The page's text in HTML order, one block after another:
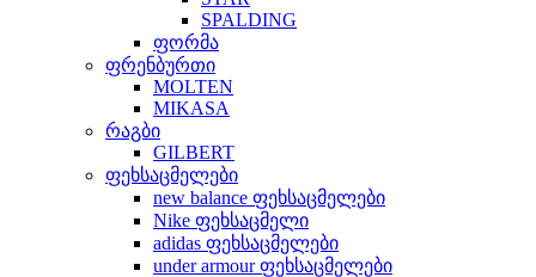
SPALDING
ფორმა
ფრენბურთი
MOLTEN
MIKASA
რაგბი
GILBERT
ფეხსაცმელები
new balance ფეხსაცმელები
Nike ფეხსაცმელი
adidas ფეხსაცმელები
under armour ფეხსაცმელები